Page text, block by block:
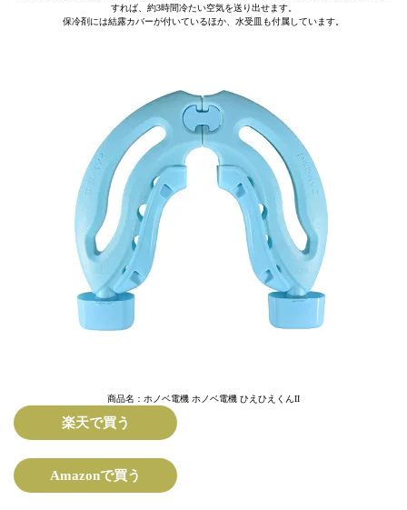
すれば、約3時間冷たい空気を送り出せます。
保冷剤には結露カバーが付いているほか、水受皿も付属しています。
商品名：ホノベ電機 ホノベ電機 ひえひえくんII
楽天で買う
Amazonで買う